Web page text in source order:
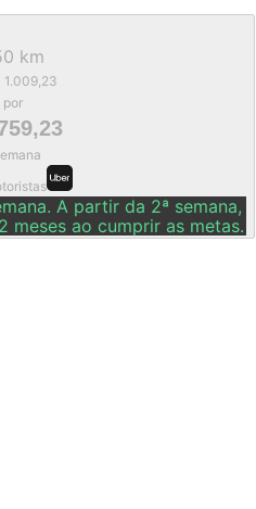
km
1.009,23
por
A partir da 2ª semana,
meses ao cumprir as metas.